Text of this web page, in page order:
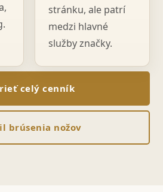
stránku, ale patrí
medzi hlavné
služby značky.
celý cenník
brúsenia nožov